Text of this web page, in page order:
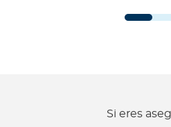
Si eres